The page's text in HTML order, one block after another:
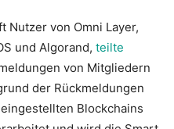
Nutzer von Omni Layer,
und Algorand, teilte
von Mitgliedern
der Rückmeldungen
Blockchains